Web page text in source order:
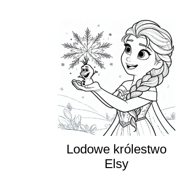
Lodowe królestwo
Elsy